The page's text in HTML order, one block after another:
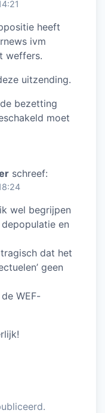
heeft
ivm
weffers.
uitzending.
bezetting
moet
schreef:
wel begrijpen
en
dat het
geen
WEF-